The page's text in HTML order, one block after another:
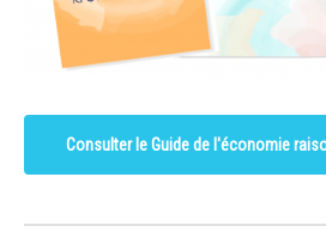
Consulter le Guide de l'économie